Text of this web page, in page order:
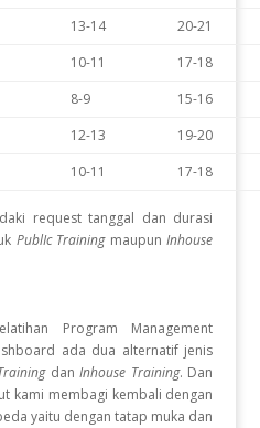
13-14
20-21
10-11
17-18
8-9
15-16
12-13
19-20
10-11 17-18
request tanggal dan durasi
PublIc TrainingmaupunInhouse
Program Management
ada dua alternatif jenis
danInhouse Training. Dan
kami membagi kembali dengan
yaitu dengan tatap muka dan